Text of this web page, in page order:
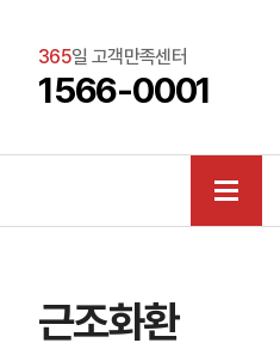
365일 고객만족센터
1566-0001
근조화환